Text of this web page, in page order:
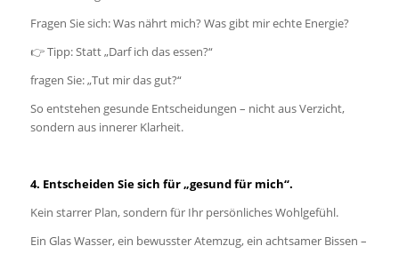
Fragen Sie sich: Was nährt mich? Was gibt mir echte Energie?
👉 Tipp: Statt „Darf ich das essen?“
fragen Sie: „Tut mir das gut?“
So entstehen gesunde Entscheidungen – nicht aus Verzicht,
sondern aus innerer Klarheit.
4. Entscheiden Sie sich für „gesund für mich“.
Kein starrer Plan, sondern für Ihr persönliches Wohlgefühl.
Ein Glas Wasser, ein bewusster Atemzug, ein achtsamer Bissen –